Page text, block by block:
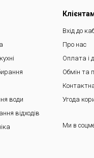
води
відходів
Вхід до
Про нас
Оплата і
Обмін та
Угода
Ми в